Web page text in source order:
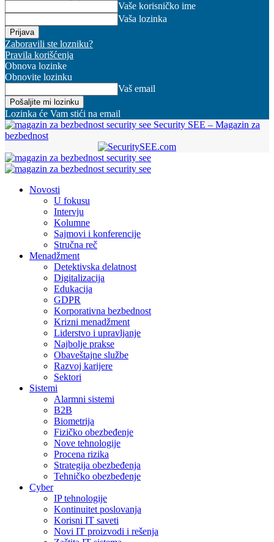
Vaše korisničko ime
Vaša lozinka
Zaboravili ste lozniku?
Pravila korišćenja
Obnova lozinke
Obnovite lozinku
Vaš email
Lozinka će Vam stići na email
Security SEE – Magazin za
bezbednost
Novosti
U fokusu
Intervju
Kolumne
Sajmovi i konferencije
Stručna reč
Menadžment
Detektivska delatnost
Digitalizacija
Edukacija
GDPR
Korporativna bezbednost
Krizni menadžment
Liderstvo i upravljanje
Najbolje prakse
Obaveštajne službe
Razvoj karijere
Sektori
Sistemi
Alarmni sistemi
B2B
Biometrija
Fizičko obezbeđenje
Nove tehnologije
Procena rizika
Strategija obezbeđenja
Tehničko obezbeđenje
Cyber
IP tehnologije
Kontinuitet poslovanja
Korisni IT saveti
Novi IT proizvodi i rešenja